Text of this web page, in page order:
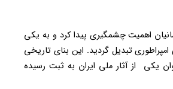
اهمیت چشمگیری پیدا کرد و به یکی
تبدیل گردید. این بنای تاریخی
به عنوان یکی از آثار ملی ایران به ثبت رسیده